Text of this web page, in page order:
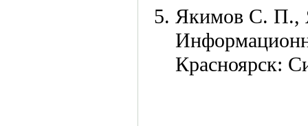
Якимов С. П.,
Красноярск: